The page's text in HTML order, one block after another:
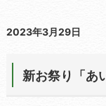
2023年3月29日
新お祭り「あ